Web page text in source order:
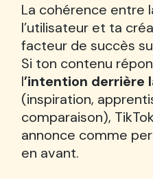
La cohérence entre
l’utilisateur et ta
facteur de succès
Si ton contenu
l’intention derrière
(inspiration,
comparaison),
annonce comme
en avant.